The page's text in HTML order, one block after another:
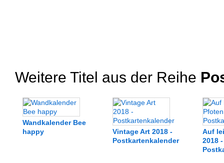
Weitere Titel aus der Reihe
Wandkalender Bee
happy
Vintage Art 2018 -
Postkartenkalender
Auf
2018 -